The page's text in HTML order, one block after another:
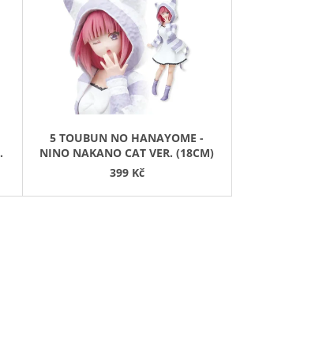
N
Í
P
R
O
D
U
T
5 TOUBUN NO HANAYOME -
NINO NAKANO CAT VER. (18CM)
399 Kč